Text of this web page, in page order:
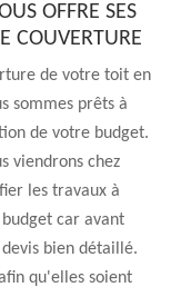
OFFRE SES
COUVERTURE
de votre toit en
sommes prêts à
de votre budget.
viendrons chez
les travaux à
car avant
bien détaillé.
qu'elles soient